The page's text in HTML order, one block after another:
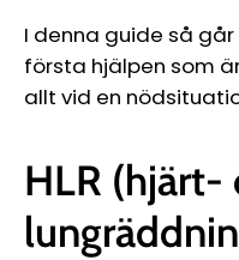
I denna guide så
första hjälpen som
allt vid en
HLR (hjärt-